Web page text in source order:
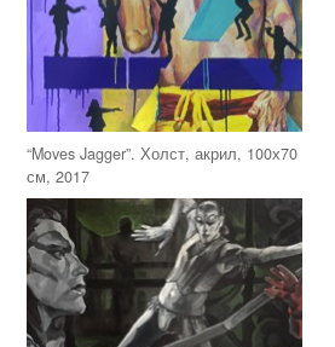
“Moves Jagger”. Холст, акрил, 100х70
см, 2017